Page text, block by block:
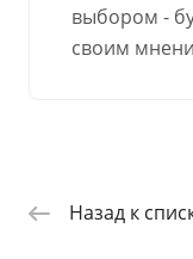
выбором -
своим
Назад к